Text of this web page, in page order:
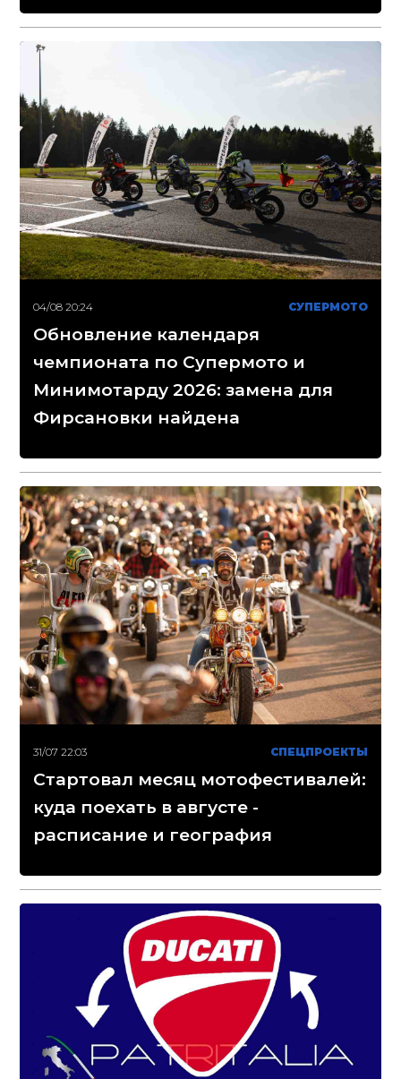
04/08 20:24 СУПЕРМОТО
Обновление календаря
чемпионата по Супермото и
Минимотарду 2026: замена для
Фирсановки найдена
31/07 22:03 СПЕЦПРОЕКТЫ
Стартовал месяц мотофестивалей:
куда поехать в августе -
расписание и география